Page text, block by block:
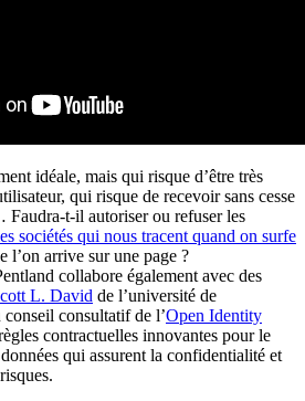
idéale, mais qui risque d’être très
qui risque de recevoir sans cesse
Faudra-t-il autoriser ou refuser les
sociétés qui nous tracent quand on surfe
l’on arrive sur une page ?
collabore également avec des
L. David de l’université de
consultatif de l’Open Identity
contractuelles innovantes pour le
qui assurent la confidentialité et